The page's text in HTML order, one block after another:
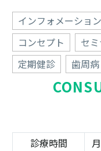
インフォメーション
コンセプト
セ
定期健診
歯周病
診療時間 月